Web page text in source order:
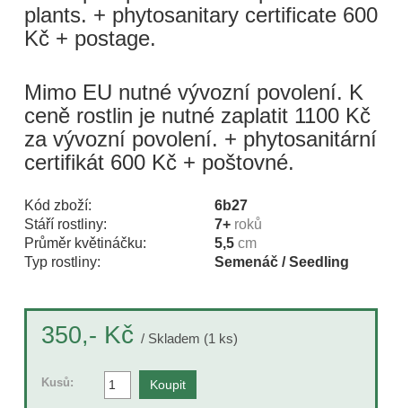
plants. + phytosanitary certificate 600
Kč + postage.
Mimo EU nutné vývozní povolení. K
ceně rostlin je nutné zaplatit 1100 Kč
za vývozní povolení. + phytosanitární
certifikát 600 Kč + poštovné.
Kód zboží:
6b27
Stáří rostliny:
7+ roků
Průměr květináčku:
5,5 cm
Typ rostliny:
Semenáč / Seedling
350,- Kč / Skladem (1 ks)
Kusů: